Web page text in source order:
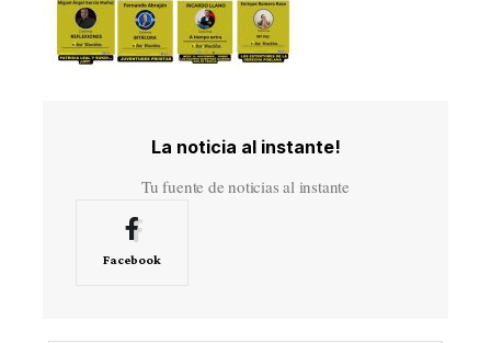
La noticia al instante!
Tu fuente de noticias al instante
Facebook